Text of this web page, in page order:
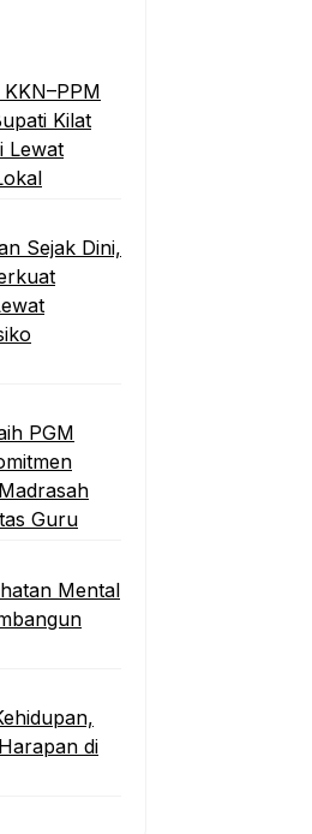
Kilat
Lewat
Sejak Dini,
PGM
Guru
Mental
di